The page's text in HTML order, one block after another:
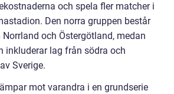
och spela fler matcher i
Den norra gruppen består
och Östergötland, medan
inkluderar lag från södra och
Sverige.
mot varandra i en grundserie